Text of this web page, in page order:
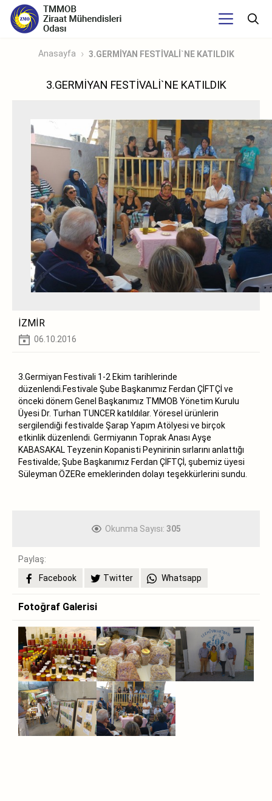
Anasayfa 3.GERMİYAN FESTİVALİ`NE KATILDIK
3.GERMİYAN FESTİVALİ`NE KATILDIK
İZMİR
06.10.2016
3.Germiyan Festivali 1-2 Ekim tarihlerinde
düzenlendi.Festivale Şube Başkanımız Ferdan ÇİFTÇİ ve
önceki dönem Genel Başkanımız TMMOB Yönetim Kurulu
Üyesi Dr. Turhan TUNCER katıldılar. Yöresel ürünlerin
sergilendiği festivalde Şarap Yapım Atölyesi ve birçok
etkinlik düzenlendi. Germiyanın Toprak Anası Ayşe
KABASAKAL Teyzenin Kopanisti Peynirinin sırlarını anlattığı
Festivalde; Şube Başkanımız Ferdan ÇİFTÇİ, şubemiz üyesi
Süleyman ÖZERe emeklerinden dolayı teşekkürlerini sundu.
Okunma Sayısı: 305
Paylaş:
Facebook
Twitter Whatsapp
Fotoğraf Galerisi